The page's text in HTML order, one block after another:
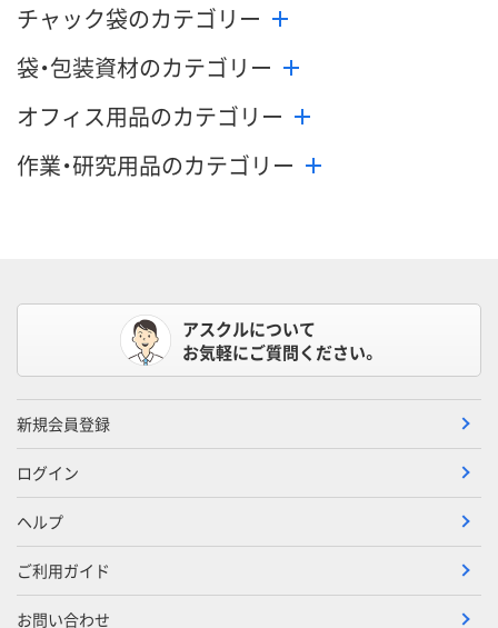
チャック袋のカテゴリー
袋・包装資材のカテゴリー
オフィス用品のカテゴリー
作業・研究用品のカテゴリー
アスクルについて
お気軽にご質問ください。
新規会員登録
ログイン
ヘルプ
ご利用ガイド
お問い合わせ